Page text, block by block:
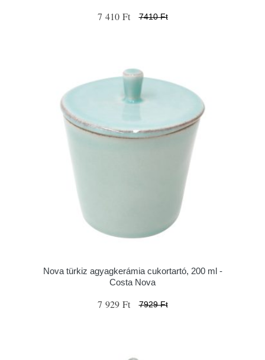
7 410 Ft 7410 Ft
Nova türkiz agyagkerámia cukortartó, 200 ml -
Costa Nova
7 929 Ft 7929 Ft